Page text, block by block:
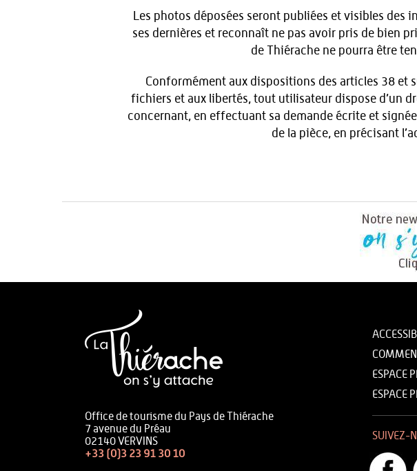
Les photos déposées seront publiées et visibles
ses dernières et reconnaît ne pas avoir pris de bien
de Thiérache ne pourra être
Conformément aux dispositions des articles 38 et
fichiers et aux libertés, tout utilisateur dispose d’un
concernant, en effectuant sa demande écrite et
de la pièce, en précisant
Office de tourisme du Pays de Thiérache
7 avenue du Préau
02140 VERVINS
+33 (0)3 23 91 30 10
ESPACE
ESPACE
SUIVEZ-